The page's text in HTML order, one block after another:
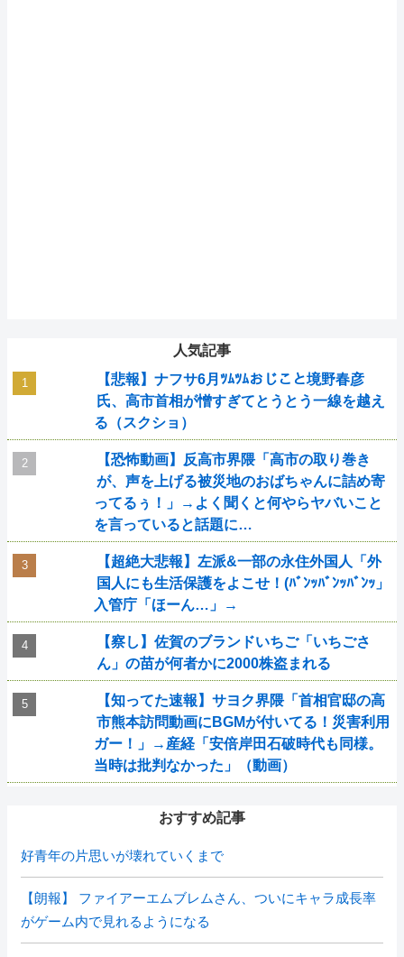
人気記事
【悲報】ナフサ6月ﾂﾑﾂﾑおじこと境野春彦
氏、高市首相が憎すぎてとうとう一線を越え
る（スクショ）
【恐怖動画】反高市界隈「高市の取り巻き
が、声を上げる被災地のおばちゃんに詰め寄
ってるぅ！」→よく聞くと何やらヤバいこと
を言っていると話題に…
【超絶大悲報】左派&一部の永住外国人「外
国人にも生活保護をよこせ！(ﾊﾞﾝｯﾊﾞﾝｯﾊﾞﾝｯ」
入管庁「ほーん…」→
【察し】佐賀のブランドいちご「いちごさ
ん」の苗が何者かに2000株盗まれる
【知ってた速報】サヨク界隈「首相官邸の高
市熊本訪問動画にBGMが付いてる！災害利用
ガー！」→産経「安倍岸田石破時代も同様。
当時は批判なかった」（動画）
おすすめ記事
好青年の片思いが壊れていくまで
【朗報】 ファイアーエムブレムさん、ついにキャラ成長率
がゲーム内で見れるようになる